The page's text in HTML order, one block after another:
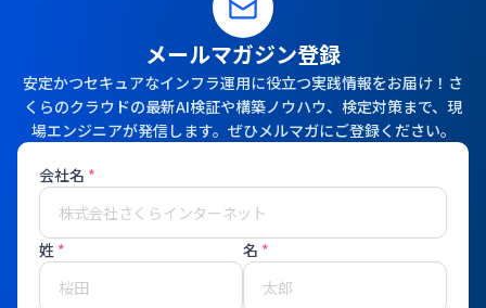
メールマガジン登録
安定かつセキュアなインフラ運用に役立つ実践情報をお届け！さ
くらのクラウドの最新AI検証や構築ノウハウ、検定対策まで、現
場エンジニアが発信します。ぜひメルマガにご登録ください。
会社名 *
姓 * 名 *